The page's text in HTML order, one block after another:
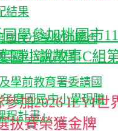
學參加桃園市
國小說故事C組
結果
國民小學教師聯合
專業培訓課程
學前教育署委請國
度國民中小學現職
程計畫」